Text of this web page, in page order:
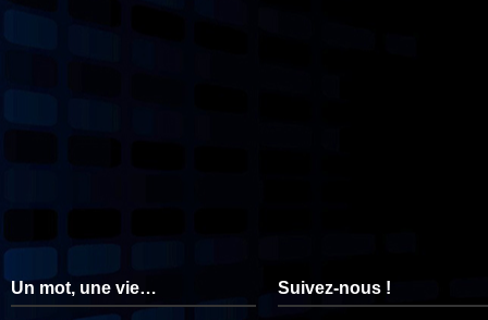
Un mot, une vie… Suivez-nous !